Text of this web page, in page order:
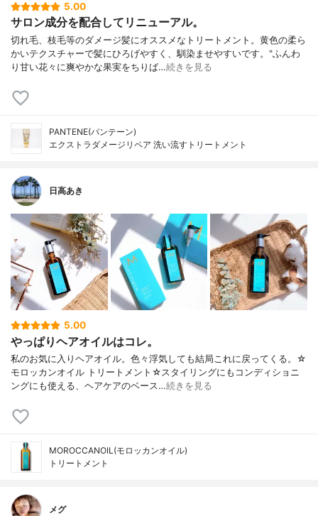
5.00
サロン成分を配合してリニューアル。
切れ毛、枝毛等のダメージ髪にオススメなトリートメント。黄色の柔ら
かいテクスチャーで髪にひろげやすく、馴染ませやすいです。"ふんわ
り甘い花々に爽やかな果実をちりば…続きを見る
PANTENE(パンテーン)
エクストラダメージリペア 洗い流すトリートメント
日高あき
5.00
やっぱりヘアオイルはコレ。
私のお気に入りヘアオイル。色々浮気しても結局これに戻ってくる。☆
モロッカンオイル トリートメント☆スタイリングにもコンディショニ
ングにも使える、ヘアケアのベース…続きを見る
MOROCCANOIL(モロッカンオイル)
トリートメント
メグ